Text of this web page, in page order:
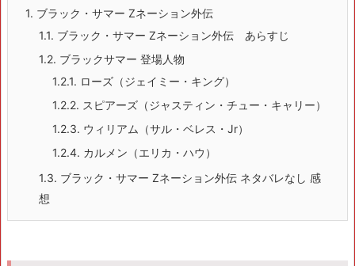
1. ブラック・サマー Zネーション外伝
1.1. ブラック・サマー Zネーション外伝 あらすじ
1.2. ブラックサマー 登場人物
1.2.1. ローズ（ジェイミー・キング）
1.2.2. スピアーズ（ジャスティン・チュー・キャリー）
1.2.3. ウィリアム（サル・ベレス・Jr）
1.2.4. カルメン（エリカ・ハウ）
1.3. ブラック・サマー Zネーション外伝 ネタバレなし 感
想